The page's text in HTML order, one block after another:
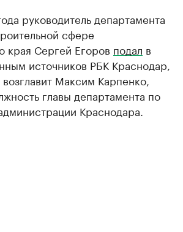
руководитель департамента
сфере
края Сергей Егоров подал в
источников РБК Краснодар,
Максим Карпенко,
главы департамента по
Краснодара.